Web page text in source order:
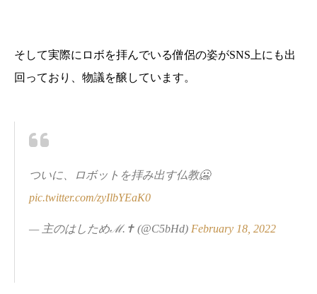
そして実際にロボを拝んでいる僧侶の姿がSNS上にも出
回っており、物議を醸しています。
ついに、ロボットを拝み出す仏教🥶
pic.twitter.com/zyIlbYEaK0
— 主のはしためℳ.✝️ (@C5bHd) February 18, 2022